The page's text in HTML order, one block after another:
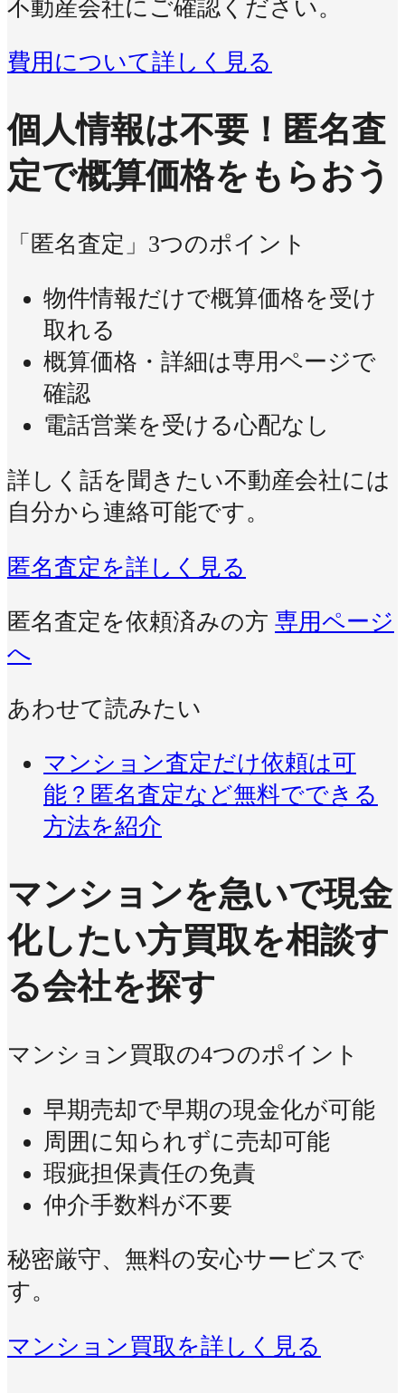
不動産会社にご確認ください。
費用について詳しく見る
個人情報は不要！ 匿名査
定で概算価格をもらおう
「匿名査定」3つのポイント
物件情報だけで概算価格を受け
取れる
概算価格・詳細は専用ページで
確認
電話営業を受ける心配なし
詳しく話を聞きたい不動産会社には
自分から連絡可能です。
匿名査定を詳しく見る
匿名査定を依頼済みの方 専用ページ
へ
あわせて読みたい
マンション査定だけ依頼は可
能？匿名査定など無料でできる
方法を紹介
マンションを急いで現金
化したい方買取を相談す
る会社を探す
マンション買取の4つのポイント
早期売却で早期の現金化が可能
周囲に知られずに売却可能
瑕疵担保責任の免責
仲介手数料が不要
秘密厳守、無料の安心サービスで
す。
マンション買取を詳しく見る